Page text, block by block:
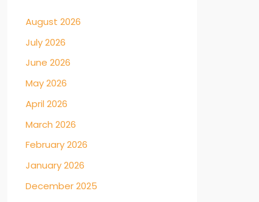
August 2026
July 2026
June 2026
May 2026
April 2026
March 2026
February 2026
January 2026
December 2025